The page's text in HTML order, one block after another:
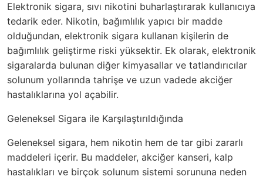
Elektronik sigara, sıvı nikotini buharlaştırarak kullanıcıya
tedarik eder. Nikotin, bağımlılık yapıcı bir madde
olduğundan, elektronik sigara kullanan kişilerin de
bağımlılık geliştirme riski yüksektir. Ek olarak, elektronik
sigaralarda bulunan diğer kimyasallar ve tatlandırıcılar
solunum yollarında tahrişe ve uzun vadede akciğer
hastalıklarına yol açabilir.
Geleneksel Sigara ile Karşılaştırıldığında
Geleneksel sigara, hem nikotin hem de tar gibi zararlı
maddeleri içerir. Bu maddeler, akciğer kanseri, kalp
hastalıkları ve birçok solunum sistemi sorununa neden